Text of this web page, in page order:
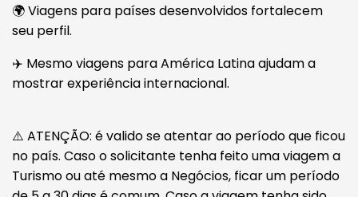
🌍 Viagens para países desenvolvidos fortalecem
seu perfil.
✈️ Mesmo viagens para América Latina ajudam a
mostrar experiência internacional.
⚠️ ATENÇÃO: é valido se atentar ao período que ficou
no país. Caso o solicitante tenha feito uma viagem a
Turismo ou até mesmo a Negócios, ficar um período